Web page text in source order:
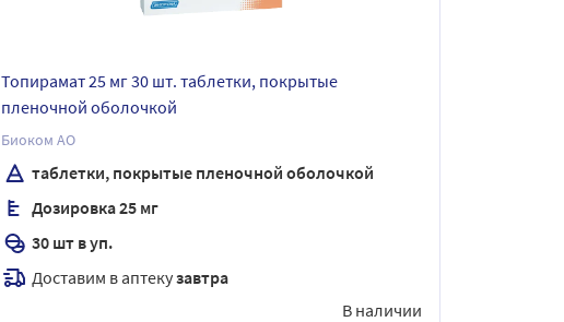
Топирамат 25 мг 30 шт. таблетки, покрытые
пленочной оболочкой
Биоком АО
таблетки, покрытые пленочной оболочкой
Дозировка 25 мг
30 шт в уп.
Доставим в аптекузавтра
В наличии